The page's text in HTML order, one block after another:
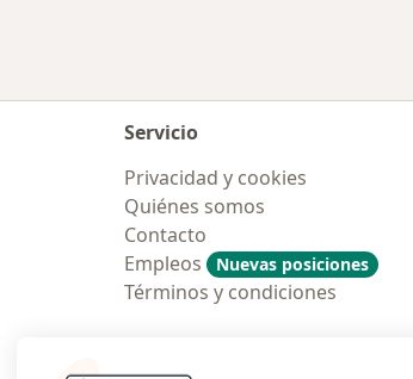
Servicio
Privacidad y cookies
Quiénes somos
Contacto
Empleos
Nuevas posiciones
Términos y condiciones